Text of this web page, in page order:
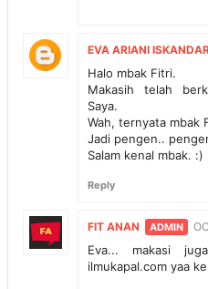
EVA ARIANI
Halo mbak Fitri.
Makasih telah
Saya.
Wah, ternyata mbak
Jadi pengen..
Salam kenal mbak. :)
Reply
FIT ANAN
Eva... makasi
ilmukapal.com yaa